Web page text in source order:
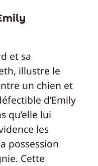
et sa
illustre le
un chien et
d’Emily
qu’elle lui
les
possession
Cette